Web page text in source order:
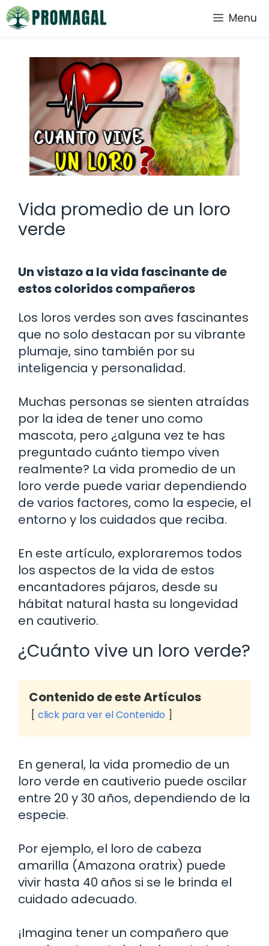
Saltar
al
Menu
Vida promedio de un loro
verde
Un vistazo a la vida fascinante de
estos coloridos compañeros
Los loros verdes son aves fascinantes
que no solo destacan por su vibrante
plumaje, sino también por su
inteligencia y personalidad.
Muchas personas se sienten atraídas
por la idea de tener uno como
mascota, pero ¿alguna vez te has
preguntado cuánto tiempo viven
realmente? La vida promedio de un
loro verde puede variar dependiendo
de varios factores, como la especie, el
entorno y los cuidados que reciba.
En este artículo, exploraremos todos
los aspectos de la vida de estos
encantadores pájaros, desde su
hábitat natural hasta su longevidad
en cautiverio.
¿Cuánto vive un loro verde?
Contenido de este Artículos
click para ver el Contenido
En general, la vida promedio de un
loro verde en cautiverio puede oscilar
entre 20 y 30 años, dependiendo de la
especie.
Por ejemplo, el loro de cabeza
amarilla (Amazona oratrix) puede
vivir hasta 40 años si se le brinda el
cuidado adecuado.
¡Imagina tener un compañero que